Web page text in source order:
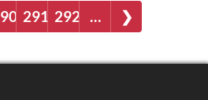
291 292 … ❯